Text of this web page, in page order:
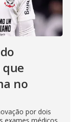
no
por dois